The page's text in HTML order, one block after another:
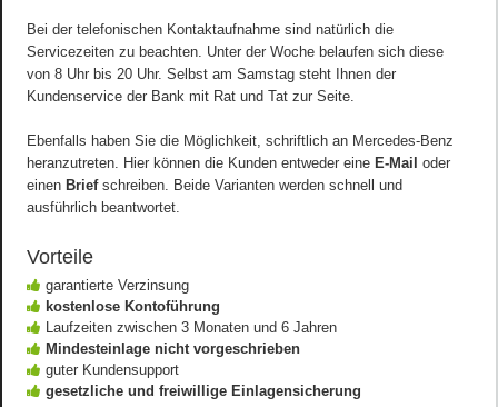
Bei der telefonischen Kontaktaufnahme sind natürlich die
Servicezeiten zu beachten. Unter der Woche belaufen sich diese
von 8 Uhr bis 20 Uhr. Selbst am Samstag steht Ihnen der
Kundenservice der Bank mit Rat und Tat zur Seite.
Ebenfalls haben Sie die Möglichkeit, schriftlich an Mercedes-Benz
heranzutreten. Hier können die Kunden entweder eine E-Mail oder
einen Briefschreiben. Beide Varianten werden schnell und
ausführlich beantwortet.
Vorteile
garantierte Verzinsung
kostenlose Kontoführung
Laufzeiten zwischen 3 Monaten und 6 Jahren
Mindesteinlage nicht vorgeschrieben
guter Kundensupport
gesetzliche und freiwillige Einlagensicherung